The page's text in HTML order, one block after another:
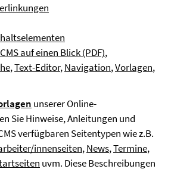
CMS auf einen Blick (PDF),
,Text-Editor,Navigation,Vorlagen,
unserer Online-
Sie Hinweise, Anleitungen und
verfügbaren Seitentypen wie z.B.
innenseiten,News,Termine,
uvm. Diese Beschreibungen